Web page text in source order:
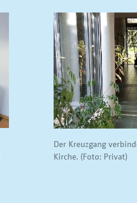
Der Kreuzgang
Kirche. (Foto: Privat)